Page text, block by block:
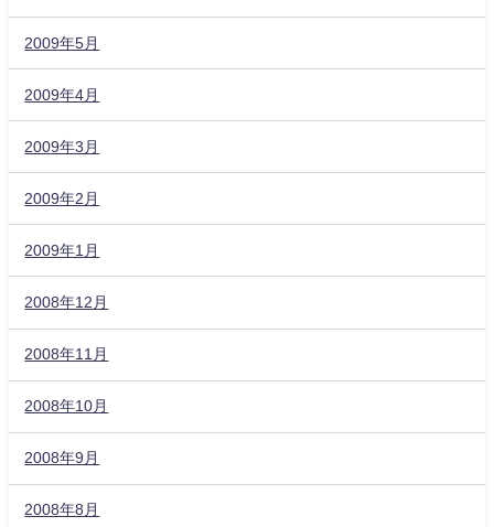
2009年5月
2009年4月
2009年3月
2009年2月
2009年1月
2008年12月
2008年11月
2008年10月
2008年9月
2008年8月